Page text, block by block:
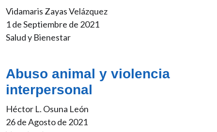
Vidamaris Zayas Velázquez
1 de Septiembre de 2021
Salud y Bienestar
Abuso animal y violencia
interpersonal
Héctor L. Osuna León
26 de Agosto de 2021